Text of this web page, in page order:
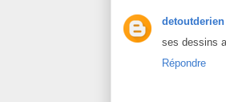
detoutderien
ses dessins
Répondre